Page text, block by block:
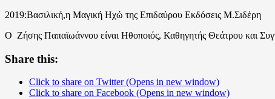
2019:Βασιλική,η Μαγική Ηχώ της Επιδαύρου Εκδόσεις Μ.Σιδέρη
Ο Ζήσης Παπαϊωάννου είναι Hθοποιός, Καθηγητής Θεάτρου και
Share this:
Click to share on Twitter (Opens in new window)
Click to share on Facebook (Opens in new window)